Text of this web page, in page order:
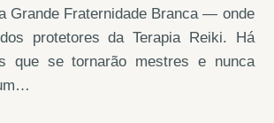
Grande Fraternidade Branca — onde
protetores da Terapia Reiki. Há
que se tornarão mestres e nunca